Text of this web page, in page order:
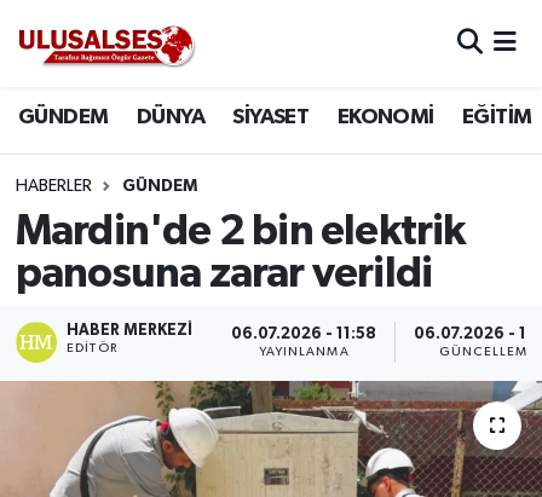
GÜNDEM DÜNYA SİYASET EKONOMİ EĞİTİM
HABERLER GÜNDEM
Mardin'de 2 bin elektrik
panosuna zarar verildi
HABER MERKEZI
EDITÖR
06.07.2026 - 11:58
YAYINLANMA
06.07.2026 -
GÜNCELLEME
DÜNYA
SİYASET
EKONOMİ
EĞİTİM
MAGAZİN
Trafik Durumu
Süper Lig Puan Durumu ve Fikstür
Tüm Manşetler
Son Dakika Haberleri
Haber Arşivi